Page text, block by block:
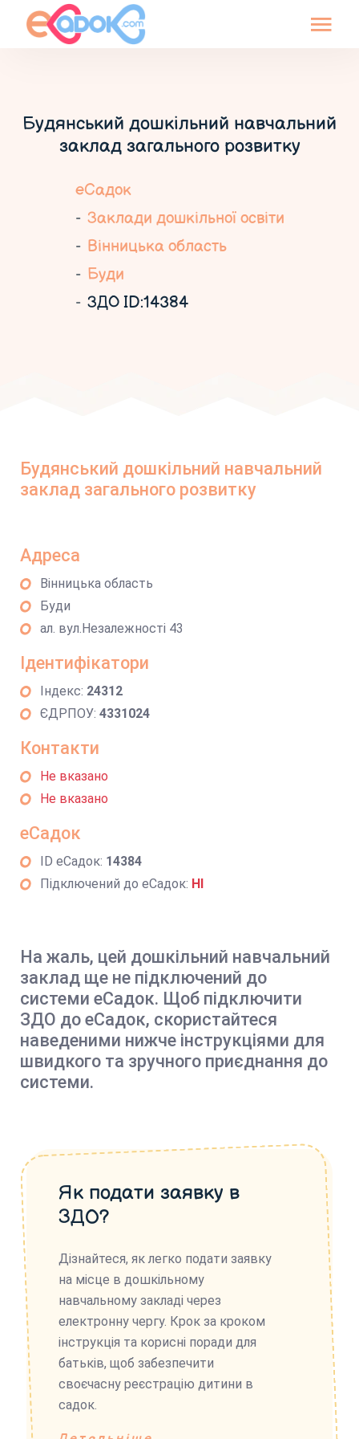
Будянський дошкільний навчальний
заклад загального розвитку
еСадок
Заклади дошкільної освіти
Вінницька область
Буди
ЗДО ID:14384
Будянський дошкільний навчальний
заклад загального розвитку
Адреса
Вінницька область
Буди
ал. вул.Незалежності 43
Ідентифікатори
Індекс: 24312
ЄДРПОУ: 4331024
Контакти
Не вказано
Не вказано
еСадок
ID еСадок: 14384
Підключений до еСадок: НІ
На жаль, цей дошкільний навчальний
заклад ще не підключений до
системи еСадок. Щоб підключити
ЗДО до еСадок, скористайтеся
наведеними нижче інструкціями для
швидкого та зручного приєднання до
системи.
Як подати заявку в
ЗДО?
Дізнайтеся, як легко подати заявку
на місце в дошкільному
навчальному закладі через
електронну чергу. Крок за кроком
інструкція та корисні поради для
батьків, щоб забезпечити
своєчасну реєстрацію дитини в
садок.